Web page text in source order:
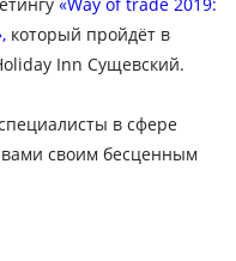
который пройдёт в
Inn Сущевский.
в сфере
своим бесценным